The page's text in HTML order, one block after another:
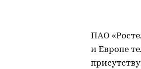
ПАО
и Европе